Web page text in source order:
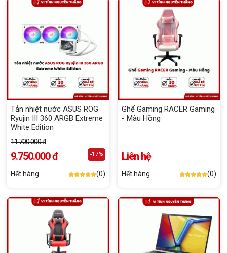
Tản nhiệt nước ASUS ROG
Ryujin III 360 ARGB Extreme
White Edition
11.700.000 đ
9.750.000 đ -17%
Hết hàng (0)
Ghế Gaming RACER Gaming
- Màu Hồng
Liên hệ
Hết hàng (0)